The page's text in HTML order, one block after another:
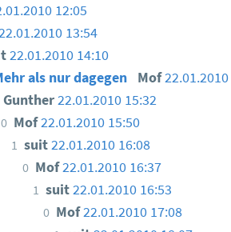
12:05
13:54
22.01.2010 14:10
als nur dagegen Mof
Gunther22.01.2010 15:32
0 Mof22.01.2010 15:50
1 suit22.01.2010 16:08
0 Mof22.01.2010 16:37
1 suit22.01.2010 16:53
0 Mof22.01.2010 17:08